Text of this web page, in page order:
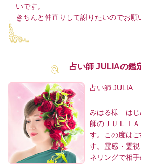
いです。
きちんと仲直りして謝りたいのでお願
占い師 JULIAの鑑
占い師 JULIA
みはる様 はじ
師のＪＵＬＩ
す。この度は
す。霊感・霊
ネリングで相